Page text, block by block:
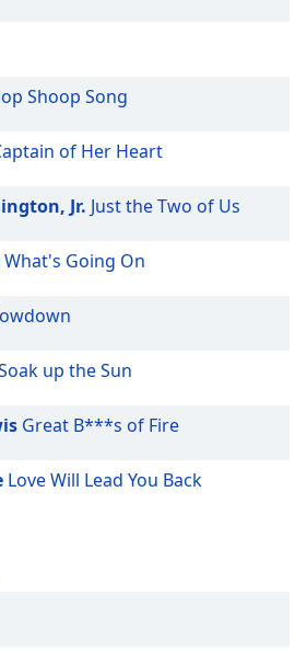
Shoop Song
of Her Heart
Jr. Just the Two of Us
What's Going On
up the Sun
Great B***s of Fire
Love Will Lead You Back